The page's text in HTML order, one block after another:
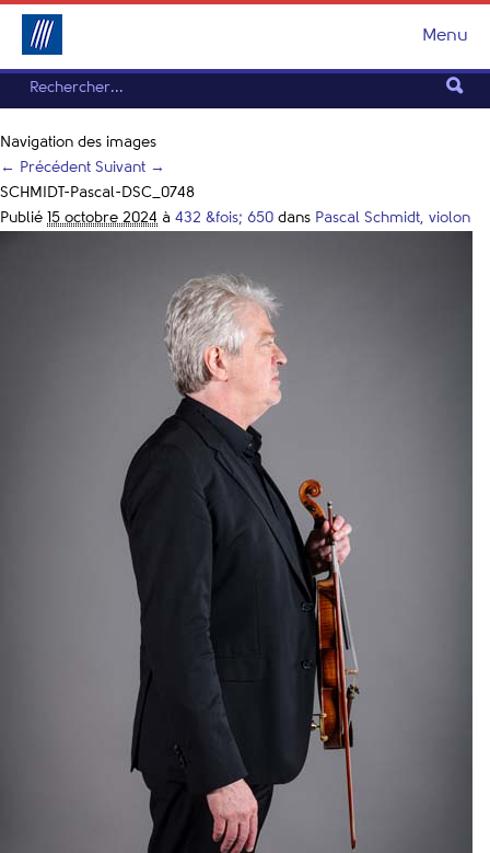
Menu
Navigation des images
← Précédent Suivant →
SCHMIDT-Pascal-DSC_0748
Publié 15 octobre 2024 à 432 &fois; 650 dans Pascal Schmidt, violon